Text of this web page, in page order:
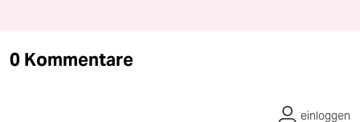
0 Kommentare
einloggen